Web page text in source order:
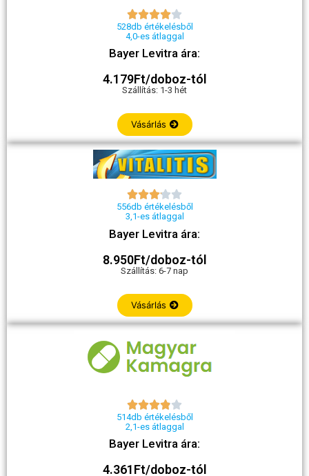

528db értékelésből
4,0-es átlaggal
Bayer Levitra ára:
4.179Ft/doboz-tól
Szállítás: 1-3 hét
Vásárlás

556db értékelésből
3,1-es átlaggal
Bayer Levitra ára:
8.950Ft/doboz-tól
Szállítás: 6-7 nap
Vásárlás

514db értékelésből
2,1-es átlaggal
Bayer Levitra ára:
4.361Ft/doboz-tól